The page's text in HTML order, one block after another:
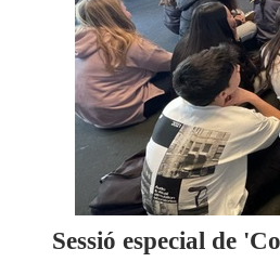
Sessió especial de